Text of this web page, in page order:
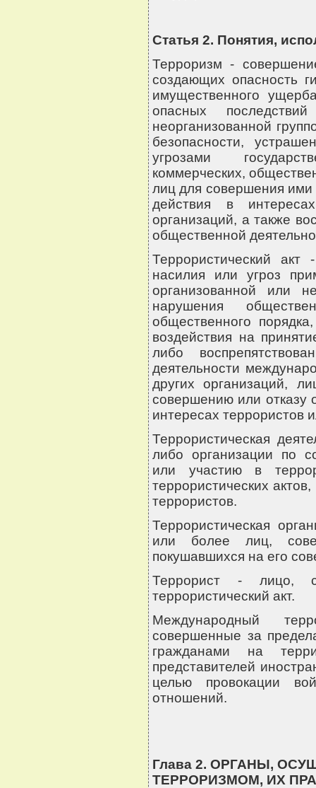
Статья 2. Понятия,
Терроризм -
создающих опасность
имущественного
опасных
неорганизованной
безопасности,
угрозами
коммерческих,
лиц для совершения ими
действия в
организаций, а также
общественной
Террористический
насилия или угроз
организованной или
нарушения
общественного
воздействия на
либо
деятельности
других организаций,
совершению или отказу
интересах террористов
Террористическая
либо организации по
или участию в
террористических
террористов.
Террористическая
или более лиц,
покушавшихся на его
Террорист - лицо,
террористический акт.
Международный
совершенные за
гражданами на
представителей
целью провокации
отношений.
Глава 2. ОРГАНЫ,
ТЕРРОРИЗМОМ, ИХ